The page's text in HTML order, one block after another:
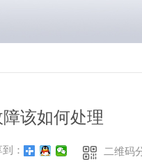
该如何处理
到： 二维码